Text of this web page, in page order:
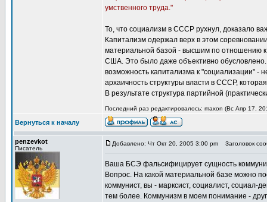
умственного труда."
То, что социализм в СССР рухнул, доказало
Капитализм одержал верх в этом
материальной базой - высшим по отношению
США. Это было даже объективно
возможность капитализма к "социализации" -
архаичность структуры власти в СССР,
В результате структура партийной
Последний раз редактировалось: maxon (Вс Апр 17,
Вернуться к началу
penzevkot
Писатель
Добавлено: Чт Окт 20, 2005 3:00 pm Заголовок
Ваша БСЭ фальсифицирует сущность
Вопрос. На какой материальной базе можно
коммунист, вы - марксист, социалист, социал-
тем более. Коммунизм в моем понимание -